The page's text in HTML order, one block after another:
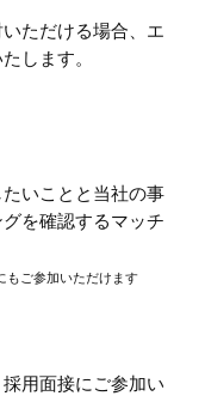
ただける場合、エ
します。
いことと当社の事
を確認するマッチ
もご参加いただけます
用面接にご参加い